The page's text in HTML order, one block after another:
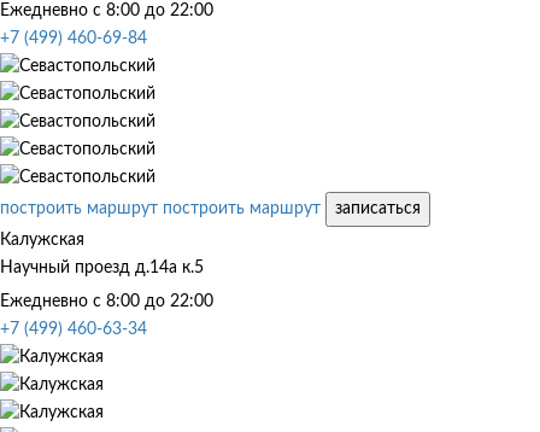
Ежедневно с 8:00 до 22:00
+7 (499) 460-69-84
построить маршрут построить маршрут
записаться
Калужская
Научный проезд д.14а к.5
Ежедневно с 8:00 до 22:00
+7 (499) 460-63-34